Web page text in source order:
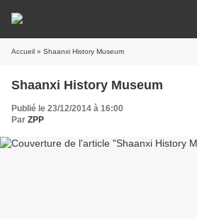
Accueil » Shaanxi History Museum
Shaanxi History Museum
Publié le 23/12/2014 à 16:00
Par ZPP